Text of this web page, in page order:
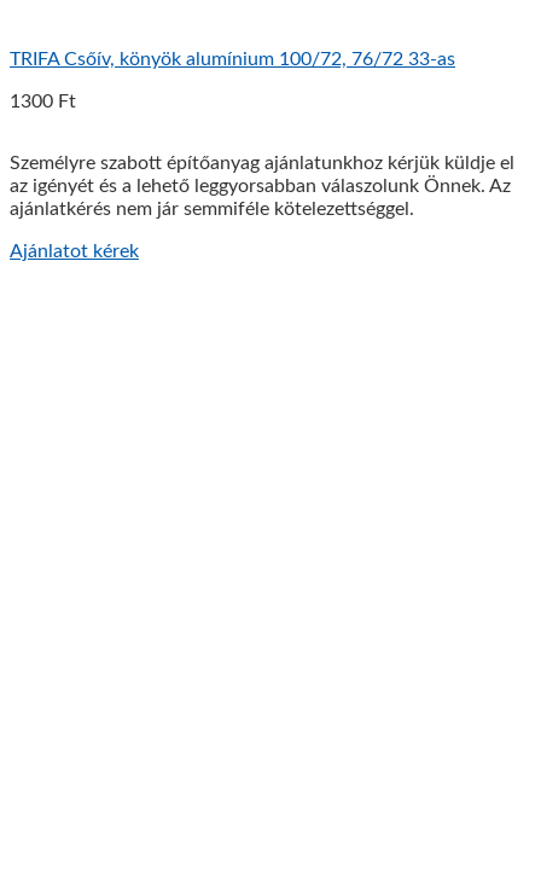
TRIFA Csőív, könyök alumínium 100/72, 76/72 33-as
1300 Ft
Személyre szabott építőanyag ajánlatunkhoz kérjük küldje el
az igényét és a lehető leggyorsabban válaszolunk Önnek. Az
ajánlatkérés nem jár semmiféle kötelezettséggel.
Ajánlatot kérek